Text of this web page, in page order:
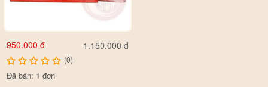
950.000 đ 1.150.000 đ
(0)
Đã bán: 1 đơn